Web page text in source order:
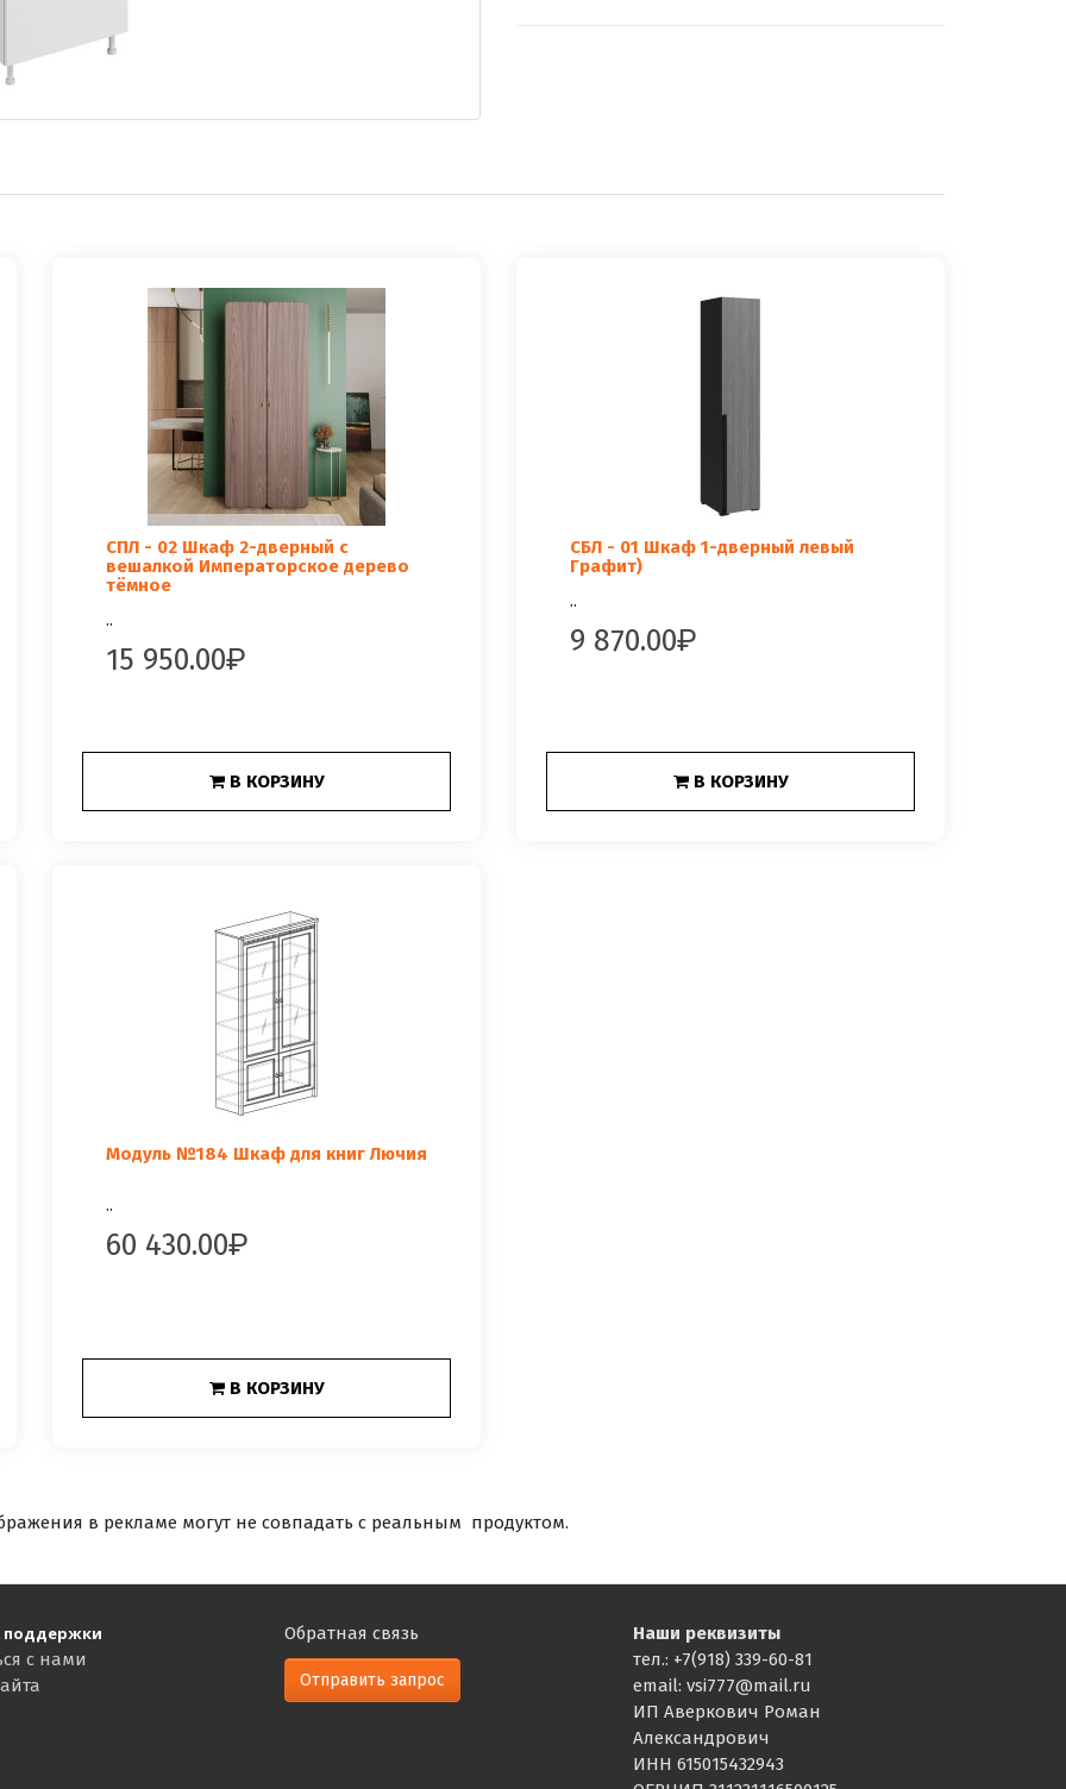
СПЛ - 02 Шкаф 2-дверный с
вешалкой Императорское дерево
тёмное
..
15 950.00
В КОРЗИНУ
СБЛ - 01 Шкаф 1-дверный левый
Графит)
..
9 870.00
В КОРЗИНУ
Модуль №184 Шкаф для книг Лючия
..
60 430.00
В КОРЗИНУ
в рекламе могут не совпадать с реальным продуктом.
поддержки
с нами
Обратная связь
Отправить запрос
Наши реквизиты
тел.: +7(918) 339-60-81
email: vsi777@mail.ru
ИП Аверкович Роман
Александрович
ИНН 615015432943